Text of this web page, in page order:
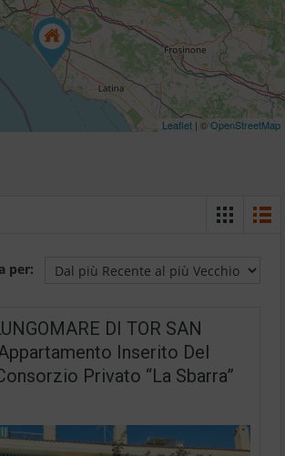
Leaflet | ©OpenStreetMap
per:
DI TOR SAN
Inserito Del
Privato “La Sbarra”